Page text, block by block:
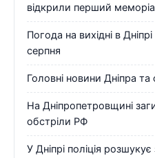
відкрили перший
Погода на вихідні в
серпня
Головні новини Дніпра та
На Дніпропетровщині
обстріли РФ
У Дніпрі поліція